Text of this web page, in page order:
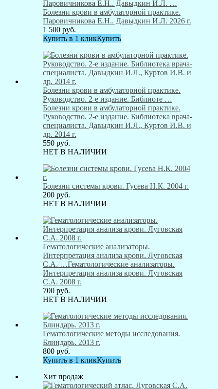
Паровичникова Е.Н.. Давыдкин И.Л. …
Болезни крови в амбулаторной практике.
Паровичникова Е.Н.. Давыдкин И.Л. 2026 г.
1 500 руб.
Купить в 1 кликКупить
Болезни крови в амбулаторной практике.
Руководство. 2-е издание. Библиоте …
Болезни крови в амбулаторной практике.
Руководство. 2-е издание. Библиотека врача-
специалиста. Давыдкин И.Л., Куртов И.В. и
др. 2014 г.
550 руб.
НЕТ В НАЛИЧИИ
Болезни системы крови. Гусева Н.К. 2004 г.
200 руб.
НЕТ В НАЛИЧИИ
Гематологические анализаторы.
Интерпретация анализа крови. Луговская
С.А. …Гематологические анализаторы.
Интерпретация анализа крови. Луговская
С.А. 2008 г.
700 руб.
НЕТ В НАЛИЧИИ
Гематологические методы исследования.
Блиндарь. 2013 г.
800 руб.
Купить в 1 кликКупить
Хит продаж